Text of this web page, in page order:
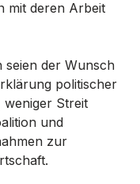
mit deren Arbeit
seien der Wunsch
politischer
weniger Streit
und
zur